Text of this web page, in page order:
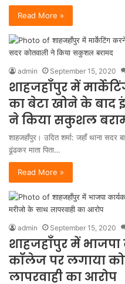
Read More »
admin September 15, 2020
शाहजहाँपुर में
का बेटा खोने के बाद
ने किया सकुशल
शाहजहाँपुर। उदित शर्मा: जहाँ थाना
ढूंढकर माता पिता…
Read More »
admin September 15, 2020
शाहजहाँपुर में
कॉलेज पर लगाया
लापरवाही का आरोप